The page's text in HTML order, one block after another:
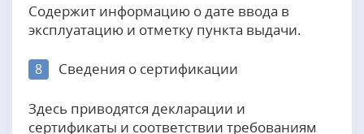
Содержит информацию о дате ввода в
эксплуатацию и отметку пункта выдачи.
8 Сведения о сертификации
Здесь приводятся декларации и
сертификаты и соответствии требованиям